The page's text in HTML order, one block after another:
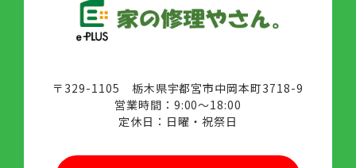
〒329-1105 栃木県宇都宮市中岡本町3718-9
営業時間：9:00～18:00
定休日：日曜・祝祭日